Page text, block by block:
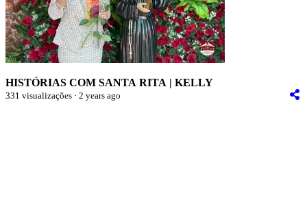
HISTÓRIAS COM SANTA RITA | KELLY
331 visualizações · 2 years ago